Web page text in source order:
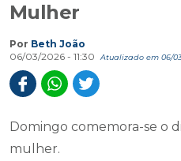
Mulher
Por Beth João
06/03/2026 - 11:30
Atualizado em 06/03/
Domingo comemora-se o
mulher.